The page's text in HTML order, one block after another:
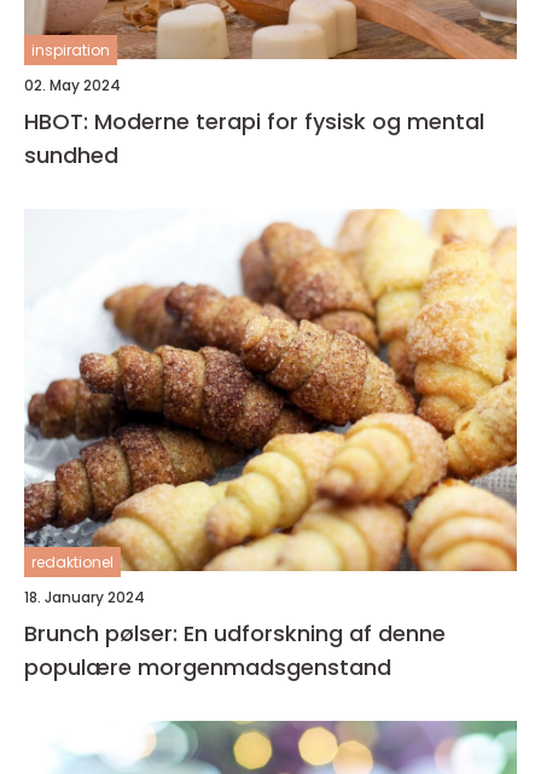
inspiration
02. May 2024
HBOT: Moderne terapi for fysisk og mental
sundhed
redaktionel
18. January 2024
Brunch pølser: En udforskning af denne
populære morgenmadsgenstand